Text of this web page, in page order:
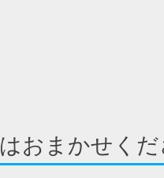
おまかせく